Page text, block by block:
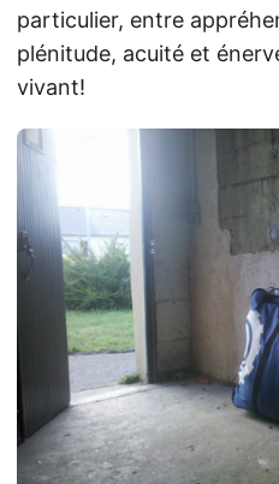
particulier, entre
plénitude, acuité et
vivant!